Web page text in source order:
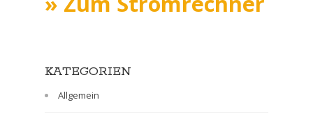
KATEGORIEN
Allgemein